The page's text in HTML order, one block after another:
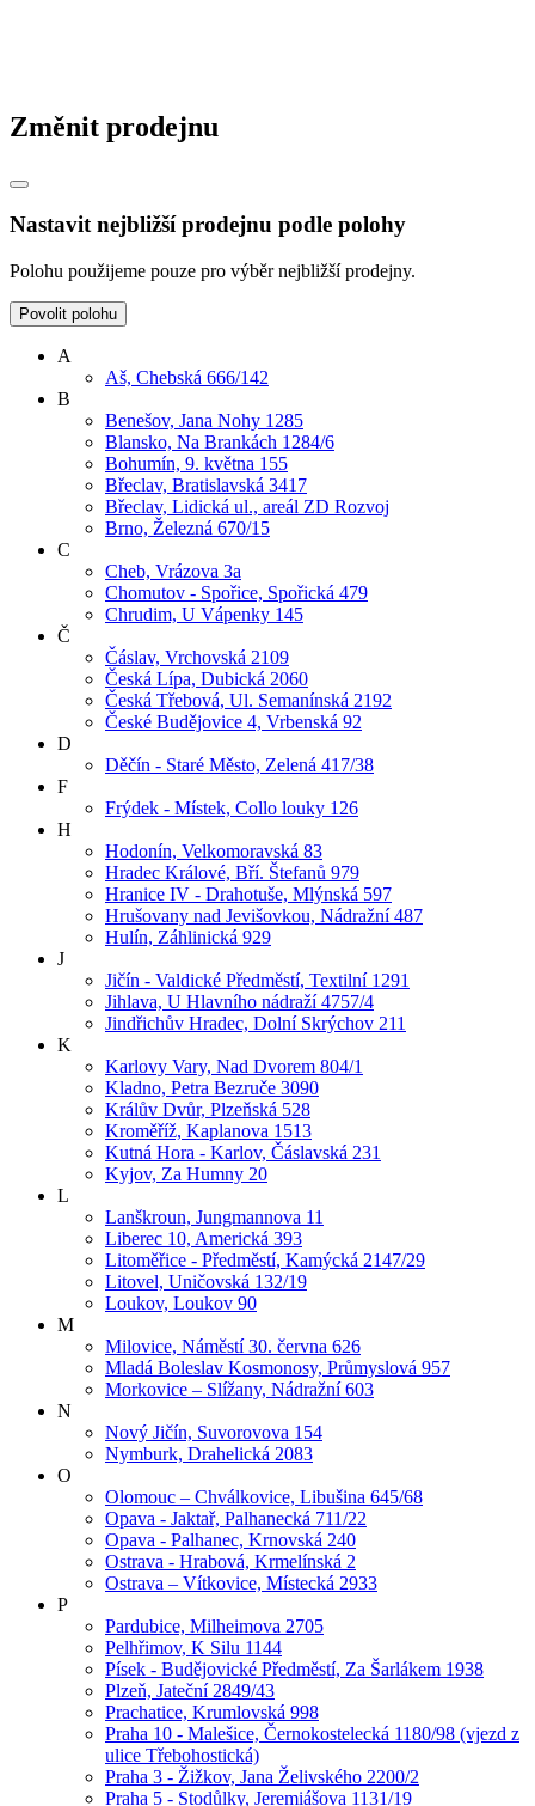
Změnit prodejnu
Nastavit nejbližší prodejnu podle polohy
Polohu použijeme pouze pro výběr nejbližší prodejny.
Povolit polohu
A
Aš, Chebská 666/142
B
Benešov, Jana Nohy 1285
Blansko, Na Brankách 1284/6
Bohumín, 9. května 155
Břeclav, Bratislavská 3417
Břeclav, Lidická ul., areál ZD Rozvoj
Brno, Železná 670/15
C
Cheb, Vrázova 3a
Chomutov - Spořice, Spořická 479
Chrudim, U Vápenky 145
Č
Čáslav, Vrchovská 2109
Česká Lípa, Dubická 2060
Česká Třebová, Ul. Semanínská 2192
České Budějovice 4, Vrbenská 92
D
Děčín - Staré Město, Zelená 417/38
F
Frýdek - Místek, Collo louky 126
H
Hodonín, Velkomoravská 83
Hradec Králové, Bří. Štefanů 979
Hranice IV - Drahotuše, Mlýnská 597
Hrušovany nad Jevišovkou, Nádražní 487
Hulín, Záhlinická 929
J
Jičín - Valdické Předměstí, Textilní 1291
Jihlava, U Hlavního nádraží 4757/4
Jindřichův Hradec, Dolní Skrýchov 211
K
Karlovy Vary, Nad Dvorem 804/1
Kladno, Petra Bezruče 3090
Králův Dvůr, Plzeňská 528
Kroměříž, Kaplanova 1513
Kutná Hora - Karlov, Čáslavská 231
Kyjov, Za Humny 20
L
Lanškroun, Jungmannova 11
Liberec 10, Americká 393
Litoměřice - Předměstí, Kamýcká 2147/29
Litovel, Uničovská 132/19
Loukov, Loukov 90
M
Milovice, Náměstí 30. června 626
Mladá Boleslav Kosmonosy, Průmyslová 957
Morkovice – Slížany, Nádražní 603
N
Nový Jičín, Suvorovova 154
Nymburk, Drahelická 2083
O
Olomouc – Chválkovice, Libušina 645/68
Opava - Jaktař, Palhanecká 711/22
Opava - Palhanec, Krnovská 240
Ostrava - Hrabová, Krmelínská 2
Ostrava – Vítkovice, Místecká 2933
P
Pardubice, Milheimova 2705
Pelhřimov, K Silu 1144
Písek - Budějovické Předměstí, Za Šarlákem 1938
Plzeň, Jateční 2849/43
Prachatice, Krumlovská 998
Praha 10 - Malešice, Černokostelecká 1180/98 (vjezd z
ulice Třebohostická)
Praha 3 - Žižkov, Jana Želivského 2200/2
Praha 5 - Stodůlky, Jeremiášova 1131/19